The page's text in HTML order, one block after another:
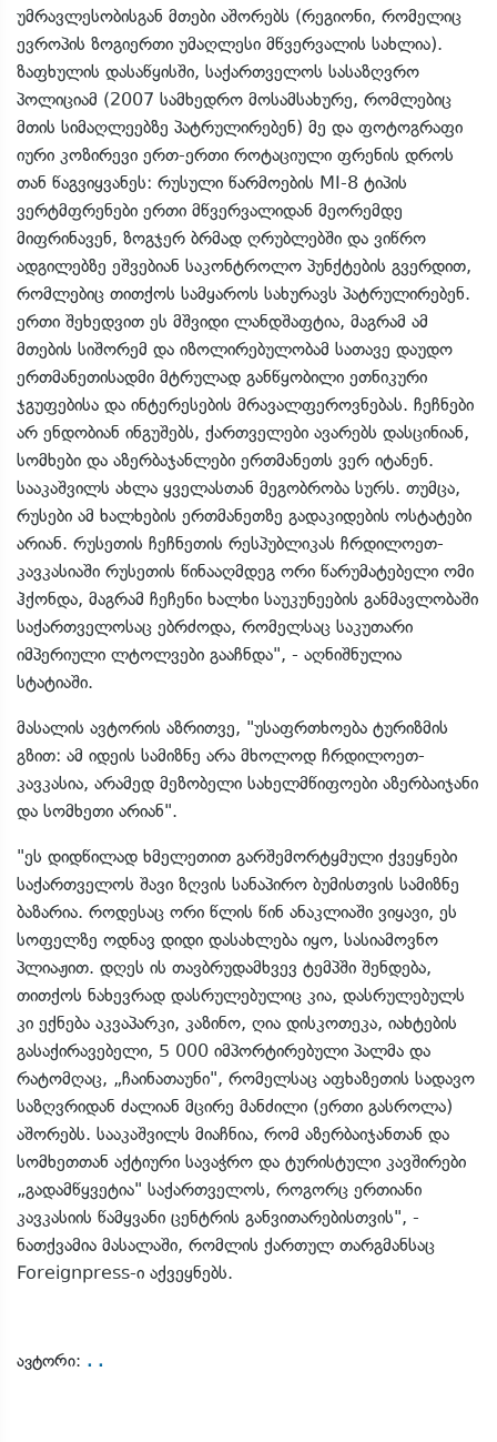
უმრავლესობისგან მთები აშორებს (რეგიონი, რომელიც
ევროპის ზოგიერთი უმაღლესი მწვერვალის სახლია).
ზაფხულის დასაწყისში, საქართველოს სასაზღვრო
პოლიციამ (2007 სამხედრო მოსამსახურე, რომლებიც
მთის სიმაღლეებზე პატრულირებენ) მე და ფოტოგრაფი
იური კოზირევი ერთ-ერთი როტაციული ფრენის დროს
თან წაგვიყვანეს: რუსული წარმოების MI-8 ტიპის
ვერტმფრენები ერთი მწვერვალიდან მეორემდე
მიფრინავენ, ზოგჯერ ბრმად ღრუბლებში და ვიწრო
ადგილებზე ეშვებიან საკონტროლო პუნქტების გვერდით,
რომლებიც თითქოს სამყაროს სახურავს პატრულირებენ.
ერთი შეხედვით ეს მშვიდი ლანდშაფტია, მაგრამ ამ
მთების სიშორემ და იზოლირებულობამ სათავე დაუდო
ერთმანეთისადმი მტრულად განწყობილი ეთნიკური
ჯგუფებისა და ინტერესების მრავალფეროვნებას. ჩეჩნები
არ ენდობიან ინგუშებს, ქართველები ავარებს დასცინიან,
სომხები და აზერბაჯანლები ერთმანეთს ვერ იტანენ.
სააკაშვილს ახლა ყველასთან მეგობრობა სურს. თუმცა,
რუსები ამ ხალხების ერთმანეთზე გადაკიდების ოსტატები
არიან. რუსეთის ჩეჩნეთის რესპუბლიკას ჩრდილოეთ-
კავკასიაში რუსეთის წინააღმდეგ ორი წარუმატებელი ომი
ჰქონდა, მაგრამ ჩეჩენი ხალხი საუკუნეების განმავლობაში
საქართველოსაც ებრძოდა, რომელსაც საკუთარი
იმპერიული ლტოლვები გააჩნდა", - აღნიშნულია
სტატიაში.
მასალის ავტორის აზრითვე, "უსაფრთხოება ტურიზმის
გზით: ამ იდეის სამიზნე არა მხოლოდ ჩრდილოეთ-
კავკასია, არამედ მეზობელი სახელმწიფოები აზერბაიჯანი
და სომხეთი არიან".
"ეს დიდწილად ხმელეთით გარშემორტყმული ქვეყნები
საქართველოს შავი ზღვის სანაპირო ბუმისთვის სამიზნე
ბაზარია. როდესაც ორი წლის წინ ანაკლიაში ვიყავი, ეს
სოფელზე ოდნავ დიდი დასახლება იყო, სასიამოვნო
პლიაჟით. დღეს ის თავბრუდამხვევ ტემპში შენდება,
თითქოს ნახევრად დასრულებულიც კია, დასრულებულს
კი ექნება აკვაპარკი, კაზინო, ღია დისკოთეკა, იახტების
გასაქირავებელი, 5 000 იმპორტირებული პალმა და
რატომღაც, „ჩაინათაუნი", რომელსაც აფხაზეთის სადავო
საზღვრიდან ძალიან მცირე მანძილი (ერთი გასროლა)
აშორებს. სააკაშვილს მიაჩნია, რომ აზერბაიჯანთან და
სომხეთთან აქტიური სავაჭრო და ტურისტული კავშირები
„გადამწყვეტია" საქართველოს, როგორც ერთიანი
კავკასიის წამყვანი ცენტრის განვითარებისთვის", -
ნათქვამია მასალაში, რომლის ქართულ თარგმანსაც
Foreignpress-ი აქვეყნებს.
ავტორი: . .